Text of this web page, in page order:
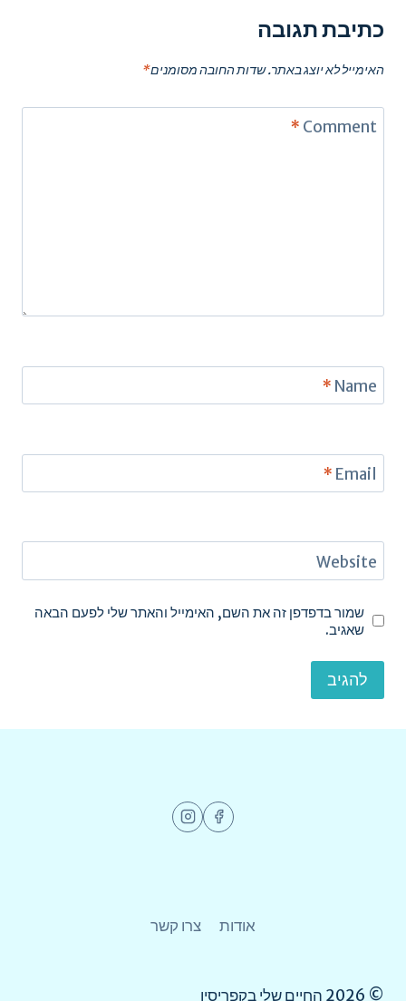
כתיבת תגובה
האימייל לא יוצג באתר.שדות החובה מסומנים*
Comment
*
Name
*
Email
*
Website
שמור בדפדפן זה את השם, האימייל והאתר שלי לפעם הבאה
שאגיב.
אודות צרו קשר
© 2026 החיים שלי בקפריסין